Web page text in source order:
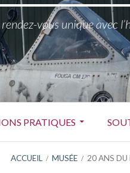
vous unique avec
PRATIQUES
ACCUEIL MUSÉE 20 ANS DU